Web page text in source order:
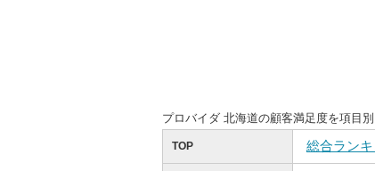
プロバイダ 北海道の顧客満足度を項目
TOP 総合ラン